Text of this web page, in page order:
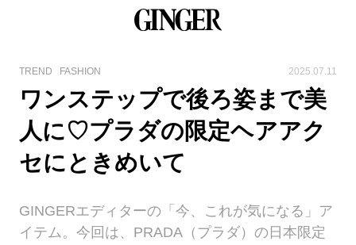
TREND FASHION 2025.07.11
ワンステップで後ろ姿まで美
人に♡プラダの限定ヘアアク
セにときめいて
GINGERエディターの「今、これが気になる」ア
イテム。今回は、PRADA（プラダ）の日本限定